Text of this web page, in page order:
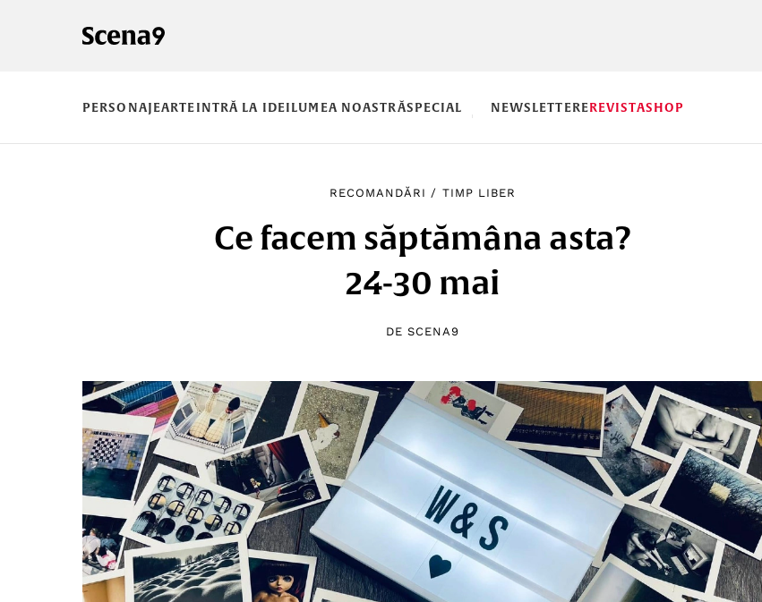
PERSONAJEARTEINTRĂ LA IDEILUMEA NOASTRĂSPECIAL NEWSLETTEREREVISTASHOP
RECOMANDĂRI / TIMP LIBER
Ce facem săptămâna asta?
24-30 mai
DE SCENA9